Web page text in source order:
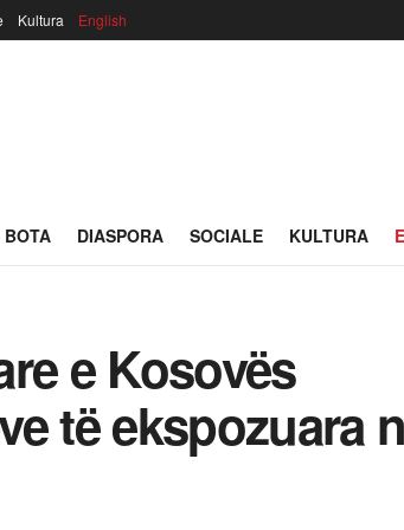
Kultura English
BOTA DIASPORA SOCIALE KULTURA
e Kosovës
të ekspozuara